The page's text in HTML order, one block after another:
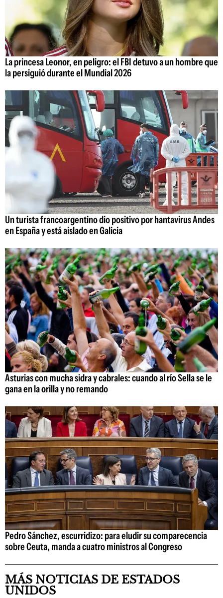
La princesa Leonor, en peligro: el FBI detuvo a un hombre que
la persiguió durante el Mundial 2026
Un turista francoargentino dio positivo por hantavirus Andes
en España y está aislado en Galicia
Asturias con mucha sidra y cabrales: cuando al río Sella se le
gana en la orilla y no remando
Pedro Sánchez, escurridizo: para eludir su comparecencia
sobre Ceuta, manda a cuatro ministros al Congreso
MÁS NOTICIAS DE ESTADOS
UNIDOS